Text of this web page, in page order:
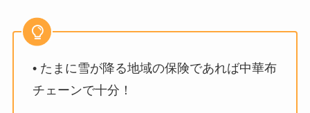
• たまに雪が降る地域の保険であれば中華布
チェーンで十分！